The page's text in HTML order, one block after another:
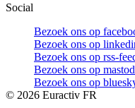
Social
Bezoek ons op
Bezoek ons op
Bezoek ons op rss-
Bezoek ons op
Bezoek ons op
© 2026 Euractiv FR